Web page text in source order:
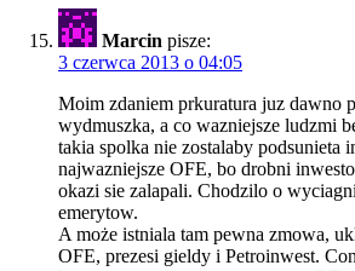
Marcin pisze:
3 czerwca 2013 o 04:05
Moim zdaniem prkuratura juz dawno
wydmuszka, a co wazniejsze ludzmi
takia spolka nie zostalaby podsunieta
najwazniejsze OFE, bo drobni
okazi sie zalapali. Chodzilo o
emerytow.
A może istniala tam pewna zmowa,
OFE, prezesi gieldy i Petroinwest.